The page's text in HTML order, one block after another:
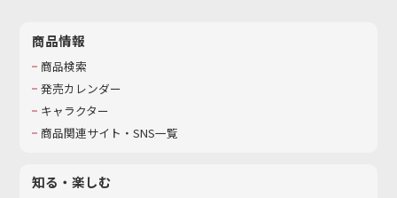
商品情報
商品検索
発売カレンダー
キャラクター
商品関連サイト・SNS一覧
知る・楽しむ